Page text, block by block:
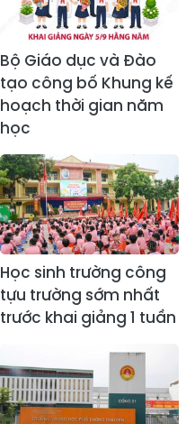
Bộ Giáo dục và Đào
tạo công bố Khung kế
hoạch thời gian năm
học
Học sinh trường công
tựu trường sớm nhất
trước khai giảng 1 tuần